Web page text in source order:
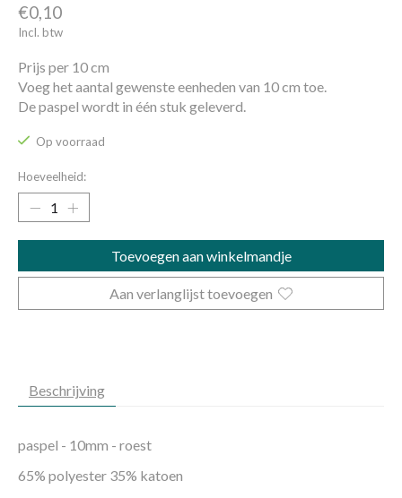
€0,10
Incl. btw
Prijs per 10 cm
Voeg het aantal gewenste eenheden van 10 cm toe.
De paspel wordt in één stuk geleverd.
Op voorraad
Hoeveelheid:
Toevoegen aan winkelmandje
Aan verlanglijst toevoegen
Beschrijving
paspel - 10mm - roest
65% polyester 35% katoen